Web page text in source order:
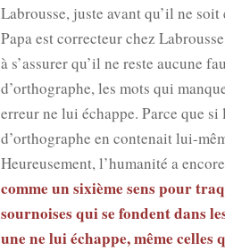
Labrousse, juste avant qu’il ne
Papa est cor­rec­teur chez
à s’assurer qu’il ne reste aucune
d’orthographe, les mots qui
erreur ne lui échappe. Parce que
d’orthographe en conte­nait lui-
Heu­reu­se­ment, l’humanité a
comme un sixième sens pour
sour­noises qui se fondent dans
une ne lui échappe, même